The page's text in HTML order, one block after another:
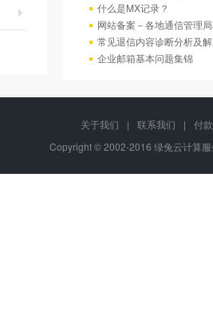
什么是MX记录？
网站备案－各地通信管理
常见退信内容诊断分析及
企业邮箱基本问题集锦
关于我们 | 联系我们 |
付
Copyright © 2002-2016 绿兔云计算